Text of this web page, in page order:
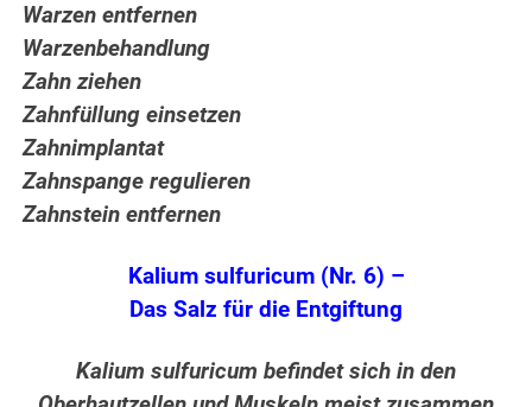
Warzen entfernen
Warzenbehandlung
Zahn ziehen
Zahnfüllung einsetzen
Zahnimplantat
Zahnspange regulieren
Zahnstein entfernen
Kalium sulfuricum (Nr. 6) –
Das Salz für die Entgiftung
Kalium sulfuricum befindet sich in den